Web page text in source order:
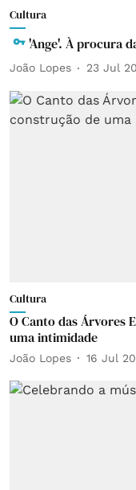
Cultura
'Ange'. À procura
João Lopes 23 Jul
Cultura
O Canto das Árvores
uma intimidade
João Lopes 16 Jul